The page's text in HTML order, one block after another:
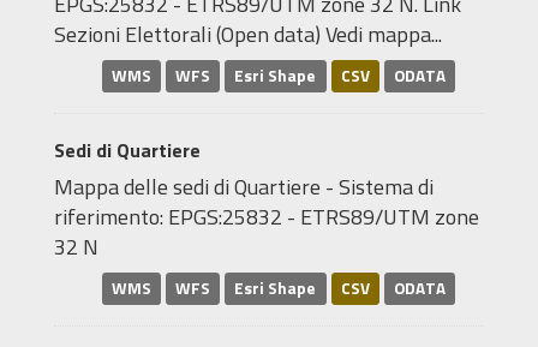
Sezioni Elettorali (Open data) Vedi mappa...
WMS WFS Esri Shape CSV ODATA
Sedi di Quartiere
Mappa delle sedi di Quartiere - Sistema di
riferimento: EPGS:25832 - ETRS89/UTM zone
32 N
WMS WFS Esri Shape CSV ODATA